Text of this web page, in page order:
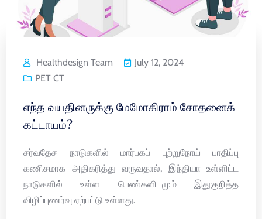
Healthdesign Team
July 12, 2024
PET CT
எந்த வயதினருக்கு மேமோகிராம் சோதனைக்
கட்டாயம்?
சர்வதேச நாடுகளில் மார்பகப் புற்றுநோய் பாதிப்பு
கணிசமாக அதிகரித்து வருவதால், இந்தியா உள்ளிட்ட
நாடுகளில் உள்ள பெண்களிடமும் இதுகுறித்த
விழிப்புணர்வு ஏற்பட்டு உள்ளது.